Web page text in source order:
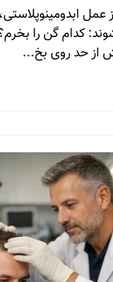
کدام گن را
از حد روی بخ...